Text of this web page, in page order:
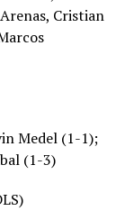
Cristian
Medel (1-1);
(1-3)